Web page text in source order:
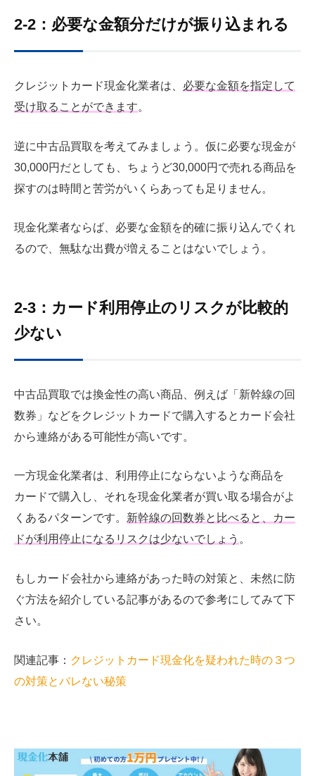
2-2：必要な金額分だけが振り込まれる
クレジットカード現金化業者は、 必要な金額を指定して
受け取ることができます。
逆に中古品買取を考えてみましょう。仮に必要な現金が
30,000円だとしても、ちょうど30,000円で売れる商品を
探すのは時間と苦労がいくらあっても足りません。
現金化業者ならば、必要な金額を的確に振り込んでくれ
るので、無駄な出費が増えることはないでしょう。
2-3：カード利用停止のリスクが比較的
少ない
中古品買取では換金性の高い商品、例えば「新幹線の回
数券」などをクレジットカードで購入するとカード会社
から連絡がある可能性が高いです。
一方現金化業者は、利用停止にならないような商品を
カードで購入し、それを現金化業者が買い取る場合がよ
くあるパターンです。 新幹線の回数券と比べると、カー
ドが利用停止になるリスクは少ないでしょう 。
もしカード会社から連絡があった時の対策と、未然に防
ぐ方法を紹介している記事があるので参考にしてみて下
さい。
関連記事： クレジットカード現金化を疑われた時の３つ
の対策とバレない秘策